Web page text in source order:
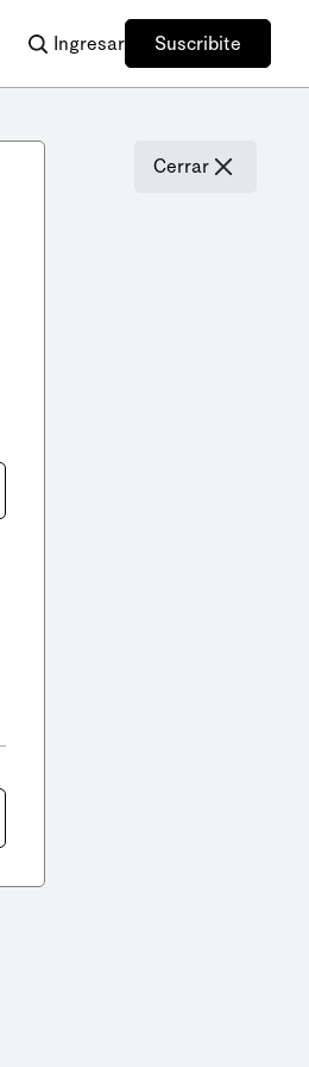
Ingresar Suscribite
Cerrar